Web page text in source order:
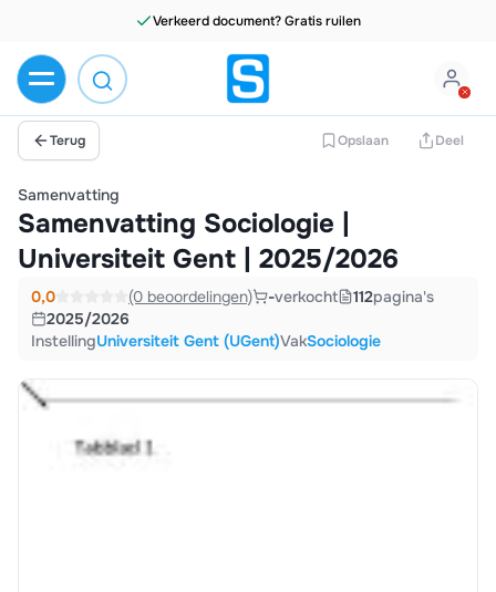
Verkeerd document? Gratis ruilen
Terug Opslaan Deel
Samenvatting
Samenvatting Sociologie |
Universiteit Gent | 2025/2026
0,0 (0 beoordelingen) -verkocht 112pagina's
2025/2026
InstellingUniversiteit Gent (UGent)VakSociologie